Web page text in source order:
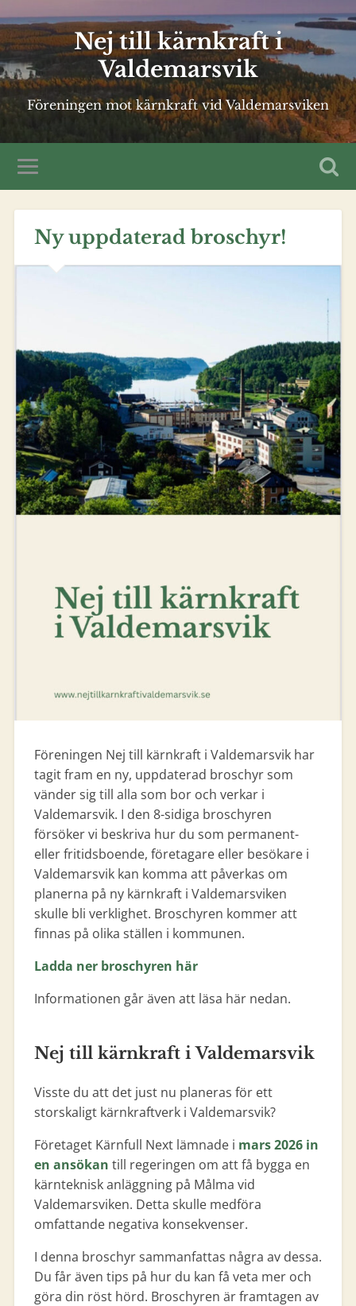
Nej till kärnkraft i
Valdemarsvik
Föreningen mot kärnkraft vid Valdemarsviken
Ny uppdaterad broschyr!
Föreningen Nej till kärnkraft i Valdemarsvik har
tagit fram en ny, uppdaterad broschyr som
vänder sig till alla som bor och verkar i
Valdemarsvik. I den 8-sidiga broschyren
försöker vi beskriva hur du som permanent-
eller fritidsboende, företagare eller besökare i
Valdemarsvik kan komma att påverkas om
planerna på ny kärnkraft i Valdemarsviken
skulle bli verklighet. Broschyren kommer att
finnas på olika ställen i kommunen.
Ladda ner broschyren här
Informationen går även att läsa här nedan.
Nej till kärnkraft i Valdemarsvik
Visste du att det just nu planeras för ett
storskaligt kärnkraftverk i Valdemarsvik?
Företaget Kärnfull Next lämnade i mars 2026 in
en ansökan till regeringen om att få bygga en
kärnteknisk anläggning på Målma vid
Valdemarsviken. Detta skulle medföra
omfattande negativa konsekvenser.
I denna broschyr sammanfattas några av dessa.
Du får även tips på hur du kan få veta mer och
göra din röst hörd. Broschyren är framtagen av